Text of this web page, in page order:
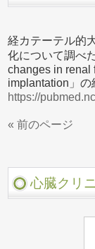
経カテーテル的
化について調べ
changes in renal
implantation」の
https://
« 前のページ
心臓クリ